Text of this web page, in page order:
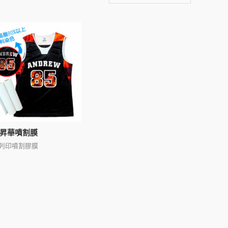
華噴割膜
印噴割膠膜